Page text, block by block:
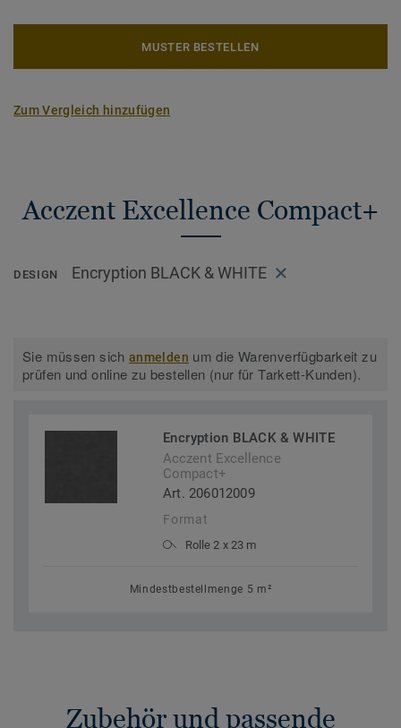
MUSTER BESTELLEN
Zum Vergleich hinzufügen
Acczent Excellence Compact+
DESIGN Encryption BLACK & WHITE
Sie müssen sichanmelden um die Warenverfügbarkeit zu
prüfen und online zu bestellen (nur für Tarkett-Kunden).
Encryption BLACK & WHITE
Acczent Excellence
Compact+
Art. 206012009
Format
Rolle 2 x 23 m
Mindestbestellmenge 5 m²
Zubehör und passende